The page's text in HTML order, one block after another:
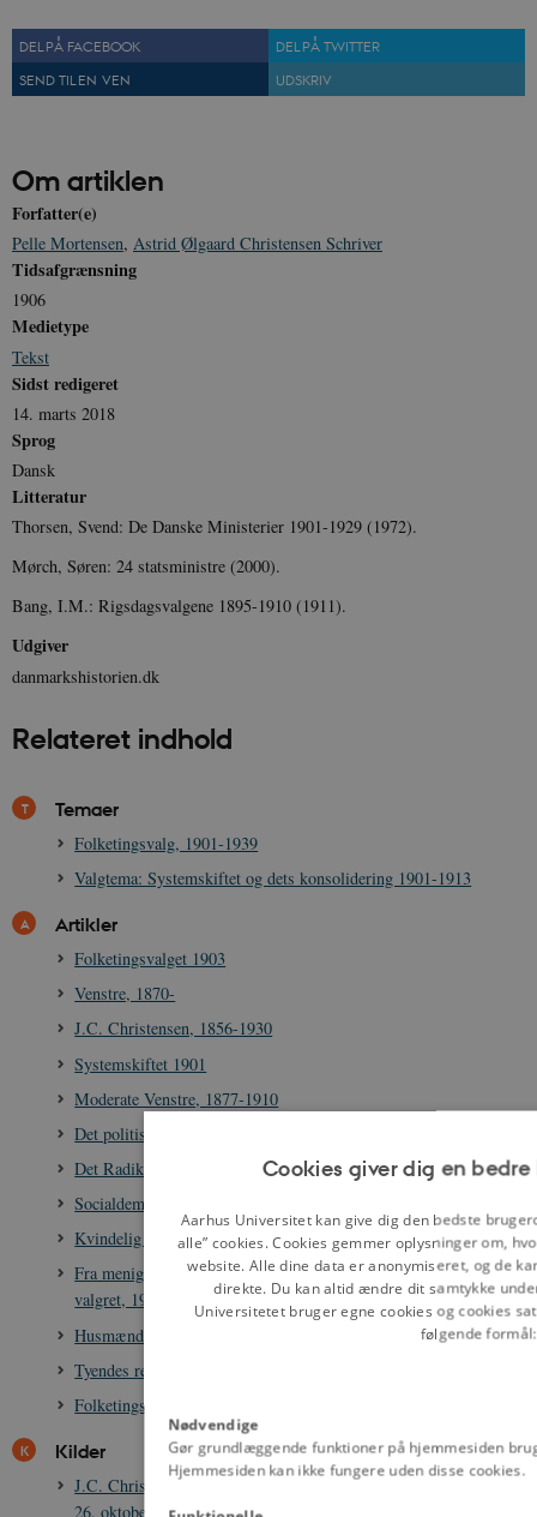
DEL PÅ FACEBOOK
DEL PÅ TWITTER
SEND TIL EN VEN
UDSKRIV
Om artiklen
Forfatter(e)
Pelle Mortensen, Astrid Ølgaard Christensen Schriver
Tidsafgrænsning
1906
Medietype
Tekst
Sidst redigeret
14. marts 2018
Sprog
Dansk
Litteratur
Thorsen, Svend: De Danske Ministerier 1901-1929 (1972).
Mørch, Søren: 24 statsministre (2000).
Bang, I.M.: Rigsdagsvalgene 1895-1910 (1911).
Udgiver
danmarkshistorien.dk
Relateret indhold
Temaer
Folketingsvalg, 1901-1939
Valgtema: Systemskiftet og dets konsolidering 1901-1913
Artikler
Folketingsvalget 1903
Venstre, 1870-
J.C. Christensen, 1856-1930
Systemskiftet 1901
Moderate Venstre, 1877-1910
Det politiske parti Højre, 1835-1915
Det Radikale Venstre, 1905-
Socialdemokratiet, 1871-
Kvindelig valgret 1849-1915
Fra menighedsrådsvalg til rigsdagsvalg: indførelsen af kvindelig
valgret, 1903-1915
Husmænd
Tyendes retsstilling 1683-1921
Folketingsvalget 1909
Kilder
J.C. Christensen: Fremsættelse af lovforslag om menighedsråd,
26. oktober 1901
Cookies giver dig en
Aarhus Universitet kan give dig den bedste
alle” cookies. Cookies gemmer oplysninger om,
website. Alle dine data er anonymiseret, og de
direkte. Du kan altid ændre dit samtykke
Universitetet bruger egne cookies og cookies
følgende formål:
Nødvendige
Gør grundlæggende funktioner på hjemmesiden
Hjemmesiden kan ikke fungere uden disse cookies.